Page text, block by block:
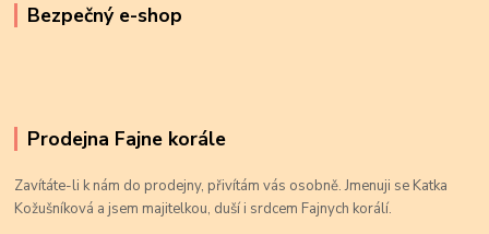
Bezpečný e-shop
Prodejna Fajne korále
Zavítáte-li k nám do prodejny, přivítám vás osobně. Jmenuji se Katka
Kožušníková a jsem majitelkou, duší i srdcem Fajnych korálí.